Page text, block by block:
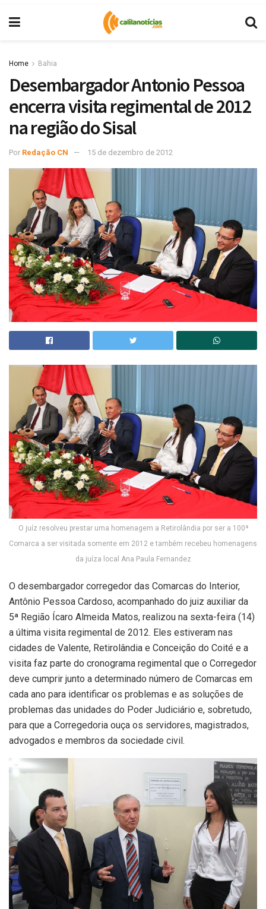
Home Bahia
Desembargador Antonio Pessoa
encerra visita regimental de 2012
na região do Sisal
Por Redação CN 15 de dezembro de 2012
O juíz resolveu prestar uma homenagem a Retirolândia por ser a 100ª
Comarca a ser visitada somente em 2012 e também recebeu homenagens
da juíza local Ana Paula Fernandez
O desembargador corregedor das Comarcas do Interior,
Antônio Pessoa Cardoso, acompanhado do juiz auxiliar da
5ª Região Ícaro Almeida Matos, realizou na sexta-feira (14)
a última visita regimental de 2012. Eles estiveram nas
cidades de Valente, Retirolândia e Conceição do Coité e a
visita faz parte do cronograma regimental que o Corregedor
deve cumprir junto a determinado número de Comarcas em
cada ano para identificar os problemas e as soluções de
problemas das unidades do Poder Judiciário e, sobretudo,
para que a Corregedoria ouça os servidores, magistrados,
advogados e membros da sociedade civil.